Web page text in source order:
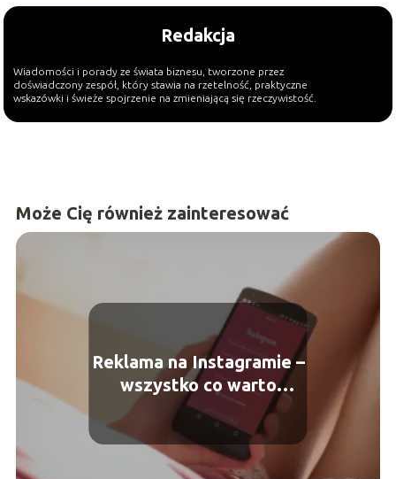
Redakcja
Wiadomości i porady ze świata biznesu, tworzone przez
doświadczony zespół, który stawia na rzetelność, praktyczne
wskazówki i świeże spojrzenie na zmieniającą się rzeczywistość.
Może Cię również zainteresować
Reklama na Instagramie –
wszystko co warto
wiedzieć